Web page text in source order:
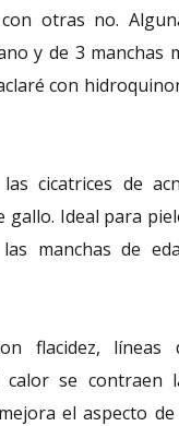
otras no.
y de 3 manchas
con
las cicatrices de
gallo. Ideal para
manchas de
flacidez, líneas
se contraen
el aspecto